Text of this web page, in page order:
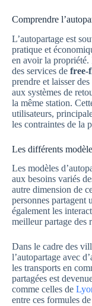
Comprendre
L’autopartage est
pratique et
en avoir la
des services de free-
prendre et laisser
aux systèmes de
la même station.
utilisateurs,
les contraintes de la
Les différents
Les modèles
aux besoins variés
autre dimension de
personnes partagent
également les
meilleur partage des
Dans le cadre des
l’autopartage avec
les transports en
partagées est
comme celles de
entre ces formules